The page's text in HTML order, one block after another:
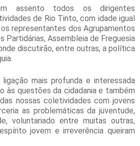
assento todos os dirigentes
de Rio Tinto, com idade igual
representantes dos Agrupamentos
Partidárias, Assembleia de Freguesia
discutirão, entre outras, a política
ligação mais profunda e interessada
às questões da cidadania e também
nossas coletividades com jovens
as problemáticas da juventude,
voluntariado entre muitas outras,
jovem e irreverência queiram